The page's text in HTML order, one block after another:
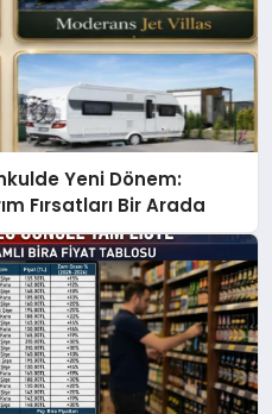
Yeni Dönem:
Fırsatları Bir Arada